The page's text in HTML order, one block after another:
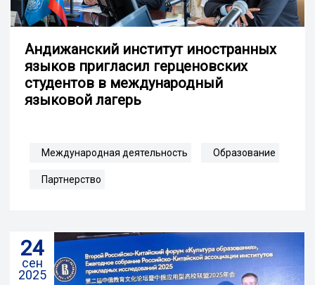
Андижанский институт иностранных
языков пригласил герценовских
студентов в международный
языковой лагерь
Международная деятельность Образование
Партнерство
24
сен
2025